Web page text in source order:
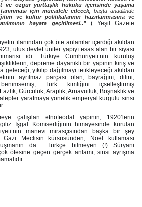
ve özgür yurttaşlık hukuku içerisinde yaşama
için mücadele edecek, başta anadilinde
ve kültür politikalarının hazırlanmasına ve
hayata geçirilmesi..”
( Yeşil Gazete
ilanından çok öte anlamlar içerdiği akıldan
ulus devlet üniter yapıyı esas alan bir siyasi
idi. Türkiye Cumhuriyeti’nin kuruluş
depreme dayanıklı bir yapının kiriş ve
geleceği, yıkılıp dağılmayı tetikleyeceği akıldan
ayrılmaz parçası olan, bayrağını, dilini,
Türk kimliğini içselleştirmiş
Gürcülük, Araplık, Arnavutluk, Boşnaklık ve
yaratmaya yönelik emperyal kurgulu sinsi
çalışılan etnofeodal yapının, 1920’lerin
İşgal Komiserliğinin himayesinde kurulan
manevi mirasçısından başka bir şey
Gazi Meclisin kürsüsünden, Noel kutlaması
da
Türkçe bilmeyen (!) Süryani
ötesine geçen gerçek anlamı, sinsi ayrışma